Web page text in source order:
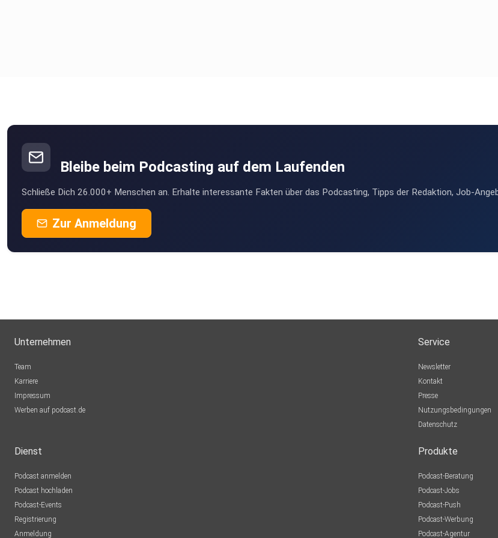
Bleibe beim Podcasting auf dem Laufenden
Schließe Dich 26.000+ Menschen an. Erhalte interessante Fakten über das Podcasting, Tipps der Redaktion, Job-
Zur Anmeldung
Unternehmen
Team
Karriere
Impressum
Werben auf podcast.de
Service
Newsletter
Kontakt
Presse
Nutzungsbedingungen
Datenschutz
Dienst
Podcast anmelden
Podcast hochladen
Podcast-Events
Registrierung
Anmeldung
Produkte
Podcast-Beratung
Podcast-Jobs
Podcast-Push
Podcast-Werbung
Podcast-Agentur